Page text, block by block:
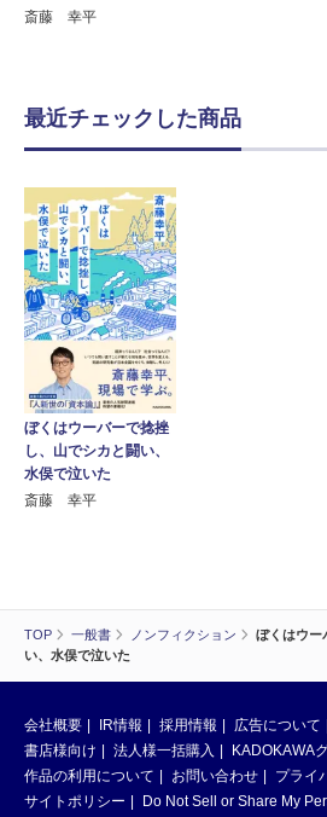
TOP 一般書 ノンフィクション
ぼくはウー
い、水俣で泣いた
斎藤 幸平
最近チェックした商品
ぼくはウーバーで捻挫
し、山でシカと闘い、
水俣で泣いた
斎藤 幸平
会社概要 IR情報 採用情報 広告について
書店様向け
法人様一括購入
KADOKAWA
作品の利用について
お問い合わせ
プライ
サイトポリシー
Do Not Sell or Share My